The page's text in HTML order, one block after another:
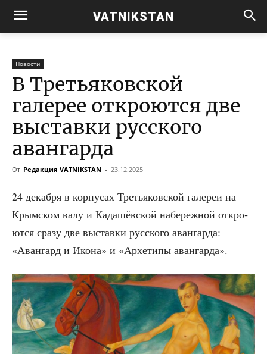
VATNIKSTAN
Новости
В Третьяковской
галерее откроются две
выставки русского
авангарда
От Редакция VATNIKSTAN - 23.12.2025
24 декаб­ря в кор­пу­сах Тре­тья­ков­ской гале­реи на
Крым­ском валу и Када­шёв­ской набе­реж­ной откро­
ют­ся сра­зу две выстав­ки рус­ско­го аван­гар­да:
«Аван­гард и Ико­на» и «Архе­ти­пы авангарда».